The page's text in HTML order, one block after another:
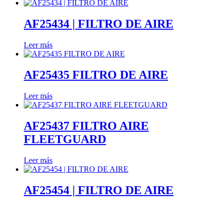
AF25434 | FILTRO DE AIRE
Leer más
AF25435 FILTRO DE AIRE
Leer más
AF25437 FILTRO AIRE
FLEETGUARD
Leer más
AF25454 | FILTRO DE AIRE